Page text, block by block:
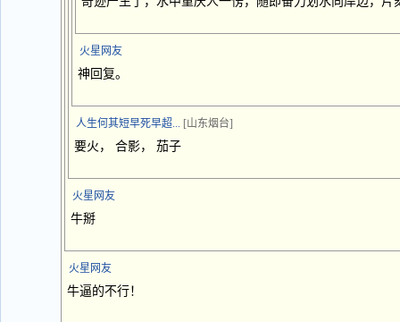
火星网友
神回复。
人生何其短早死早超... [山东烟台]
要火， 合影， 茄子
火星网友
牛掰
火星网友
牛逼的不行！